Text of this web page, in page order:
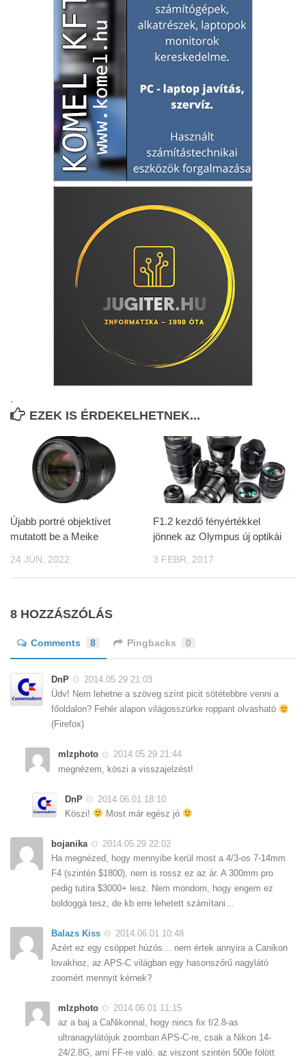
.
EZEK IS ÉRDEKELHETNEK...
Újabb portré objektívet
mutatott be a Meike
24 JÚN, 2022
F1.2 kezdő fényértékkel
jönnek az Olympus új optikái
3 FEBR, 2017
8 HOZZÁSZÓLÁS
Comments 8 Pingbacks 0
DnP
2014.05.29 21:03
Üdv! Nem lehetne a szöveg színt picit sötétebbre venni a
főoldalon? Fehér alapon világosszürke roppant olvasható
(Firefox)
mlzphoto
2014.05.29 21:44
megnézem, köszi a visszajelzést!
DnP
2014.06.01 18:10
Köszi!
Most már egész jó
bojanika
2014.05.29 22:02
Ha megnézed, hogy mennyibe kerül most a 4/3-os 7-14mm
F4 (szintén $1800), nem is rossz ez az ár. A 300mm pro
pedig tutira $3000+ lesz. Nem mondom, hogy engem ez
boldoggá tesz, de kb erre lehetett számítani…
Balazs Kiss
2014.06.01 10:48
Azért ez egy csöppet húzós… nem értek annyira a Canikon
lovakhoz, az APS-C világban egy hasonszőrű nagylátó
zoomért mennyit kérnek?
mlzphoto
2014.06.01 11:15
az a baj a CaNikonnal, hogy nincs fix f/2.8-as
ultranagylátójuk zoomban APS-C-re, csak a Nikon 14-
24/2.8G, ami FF-re való. az viszont szintén 500e fölött